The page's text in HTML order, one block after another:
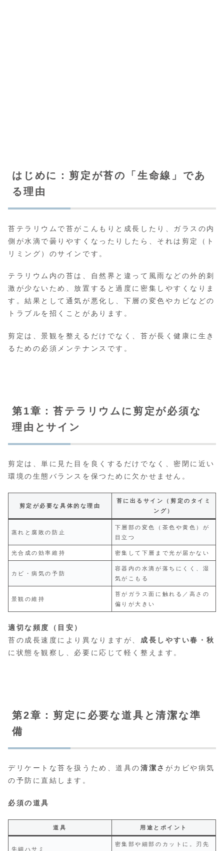
はじめに：剪定が苔の「生命線」であ
る理由
苔テラリウムで苔がこんもりと成長したり、ガラスの内
側が水滴で曇りやすくなったりしたら、それは剪定（ト
リミング）のサインです。
テラリウム内の苔は、自然界と違って風雨などの外的刺
激が少ないため、放置すると過度に密集しやすくなりま
す。結果として通気が悪化し、下層の変色やカビなどの
トラブルを招くことがあります。
剪定は、景観を整えるだけでなく、苔が長く健康に生き
るための必須メンテナンスです。
第1章：苔テラリウムに剪定が必須な
理由とサイン
剪定は、単に見た目を良くするだけでなく、密閉に近い
環境の生態バランスを保つために欠かせません。
剪定が必要な具体的な理由
苔に出るサイン（剪定のタイミ
ング）
蒸れと腐敗の防止
下層部の変色（茶色や黄色）が
目立つ
光合成の効率維持 密集して下層まで光が届かない
カビ・病気の予防
容器内の水滴が落ちにくく、湿
気がこもる
景観の維持
苔がガラス面に触れる／高さの
偏りが大きい
適切な頻度（目安）
苔の成長速度により異なりますが、 成長しやすい春・秋
に状態を観察し、必要に応じて軽く整えます。
第2章：剪定に必要な道具と清潔な準
備
デリケートな苔を扱うため、道具の清潔さ がカビや病気
の予防に直結します。
必須の道具
道具 用途とポイント
先細ハサミ
密集部や細部のカットに。刃先